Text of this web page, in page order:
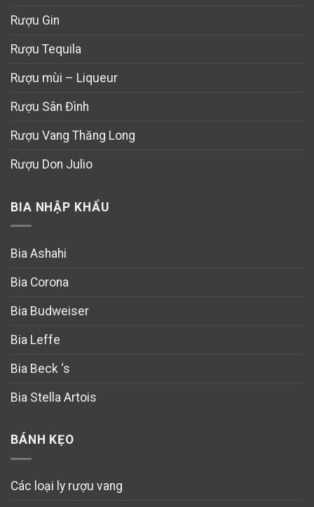
Rượu Gin
Rượu Tequila
Rượu mùi – Liqueur
Rượu Sân Đình
Rượu Vang Thăng Long
Rượu Don Julio
BIA NHẬP KHẨU
Bia Ashahi
Bia Corona
Bia Budweiser
Bia Leffe
Bia Beck ‘s
Bia Stella Artois
BÁNH KẸO
Các loại ly rượu vang